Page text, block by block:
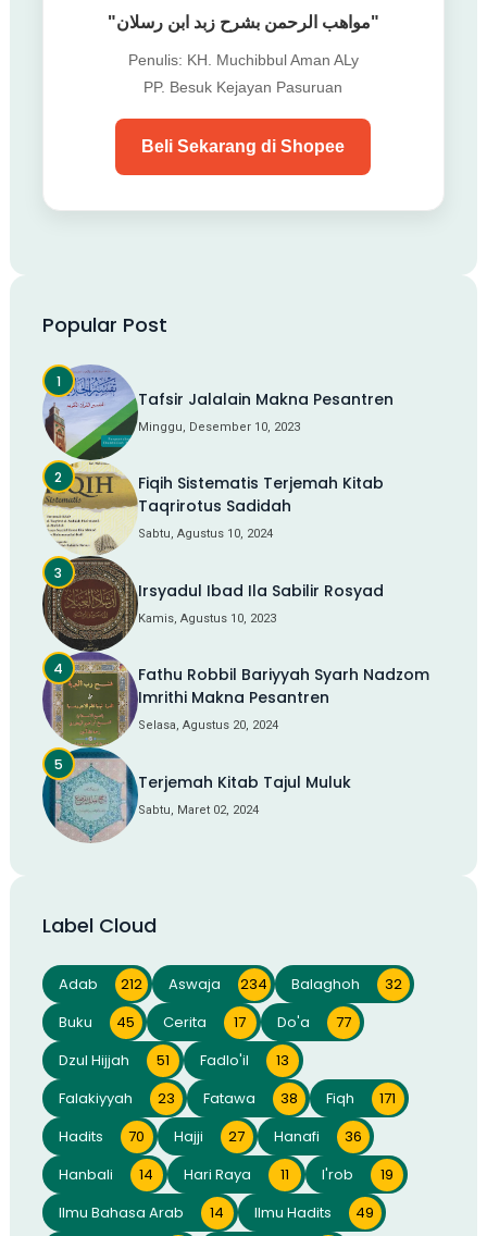
"مواهب الرحمن بشرح زبد ابن رسلان"
Penulis: KH. Muchibbul Aman ALy
PP. Besuk Kejayan Pasuruan
Beli Sekarang di Shopee
Popular Post
Tafsir Jalalain Makna Pesantren
Minggu, Desember 10, 2023
Fiqih Sistematis Terjemah Kitab
Taqrirotus Sadidah
Sabtu, Agustus 10, 2024
Irsyadul Ibad Ila Sabilir Rosyad
Kamis, Agustus 10, 2023
Fathu Robbil Bariyyah Syarh Nadzom
Imrithi Makna Pesantren
Selasa, Agustus 20, 2024
Terjemah Kitab Tajul Muluk
Sabtu, Maret 02, 2024
Label Cloud
Adab 212 Aswaja 234 Balaghoh
32
Buku
45 Cerita 17 Do'a
77
Dzul Hijjah
51 Fadlo'il
13
Falakiyyah
23 Fatawa 38 Fiqh
171
Hadits
70 Hajji 27 Hanafi
36
Hanbali
14 Hari Raya 11 I'rob
19
Ilmu Bahasa Arab
14 Ilmu Hadits
49